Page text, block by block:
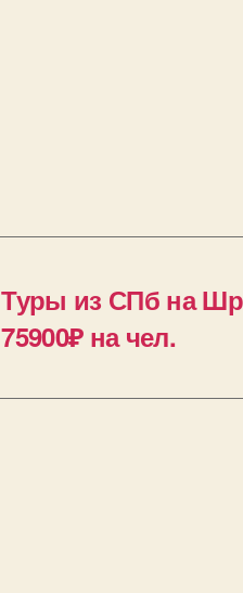
Туры из СПб на
75900₽ на чел.